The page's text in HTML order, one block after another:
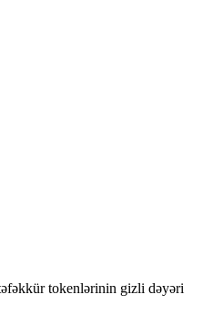
tokenlərinin gizli dəyəri